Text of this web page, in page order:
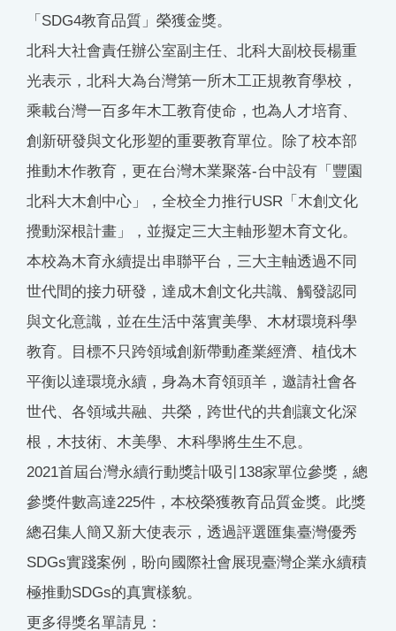
「SDG4教育品質」榮獲金獎。
北科大社會責任辦公室副主任、北科大副校長楊重
光表示，北科大為台灣第一所木工正規教育學校，
乘載台灣一百多年木工教育使命，也為人才培育、
創新研發與文化形塑的重要教育單位。除了校本部
推動木作教育，更在台灣木業聚落-台中設有「豐園
北科大木創中心」，全校全力推行USR「木創文化
攪動深根計畫」，並擬定三大主軸形塑木育文化。
本校為木育永續提出串聯平台，三大主軸透過不同
世代間的接力研發，達成木創文化共識、觸發認同
與文化意識，並在生活中落實美學、木材環境科學
教育。目標不只跨領域創新帶動產業經濟、植伐木
平衡以達環境永續，身為木育領頭羊，邀請社會各
世代、各領域共融、共榮，跨世代的共創讓文化深
根，木技術、木美學、木科學將生生不息。
2021首屆台灣永續行動獎計吸引138家單位參獎，總
參獎件數高達225件，本校榮獲教育品質金獎。此獎
總召集人簡又新大使表示，透過評選匯集臺灣優秀
SDGs實踐案例，盼向國際社會展現臺灣企業永續積
極推動SDGs的真實樣貌。
更多得獎名單請見：